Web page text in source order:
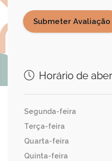
Horário de
Segunda-feira
Terça-feira
Quarta-feira
Quinta-feira